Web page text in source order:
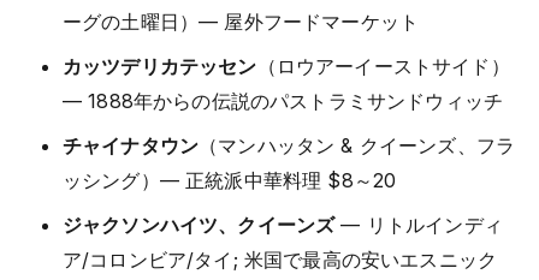
ーグの土曜日）— 屋外フードマーケット
カッツデリカテッセン （ロウアーイーストサイド）
— 1888年からの伝説のパストラミサンドウィッチ
チャイナタウン （マンハッタン & クイーンズ、フラ
ッシング）— 正統派中華料理 $8～20
ジャクソンハイツ、クイーンズ— リトルインディ
ア/コロンビア/タイ; 米国で最高の安いエスニック